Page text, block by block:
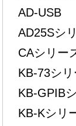
AD-USB
AD25Sシ
CAシリー
KB-73シ
KB-GPIB
KB-Kシリ